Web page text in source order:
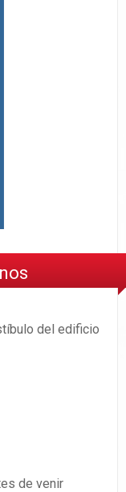
del edificio
de venir